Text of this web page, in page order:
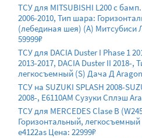
ТСУ для MITSUBISHI L200 с
2006-2010, Тип шара:
(лебединая шея) (A) Митсубиси
59999₽
ТСУ для DACIA Duster I Phase 1
2013-2017, DACIA Duster II 2018-
легкосъемный (S) Дача Д
ТСУ на SUZUKI SPLASH 2008-
2008-, E6110AM Сузуки Сплэш
ТСУ для MERCEDES Clase B
Горизонтальный,
e4122as Цена: 22999₽